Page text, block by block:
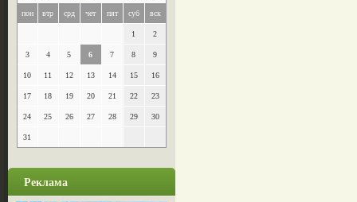
пон втр срд чет пят суб вск
1 2
3 4 5 6 7 8 9
10 11 12 13 14 15 16
17 18 19 20 21 22 23
24 25 26 27 28 29 30
31
Реклама